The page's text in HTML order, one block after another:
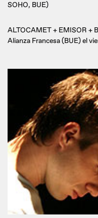
SOHO, BUE)
ALTOCAMET + EMISOR +
Alianza Francesa (BUE) el